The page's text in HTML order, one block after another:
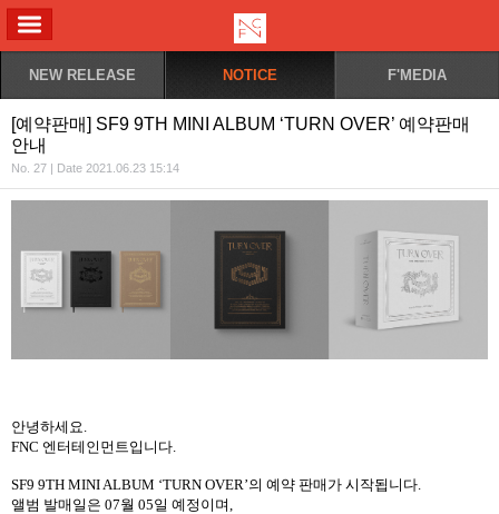
NEW RELEASE NOTICE F'MEDIA
[예약판매] SF9 9TH MINI ALBUM ‘TURN OVER’ 예약판매
안내
No. 27 | Date 2021.06.23 15:14
안녕하세요
FNC 엔터테인먼트입니다
SF9 9TH MINI ALBUM ‘TURN OVER’의 예약 판매가 시작됩니다
앨범 발매일은 07월 05일 예정이며